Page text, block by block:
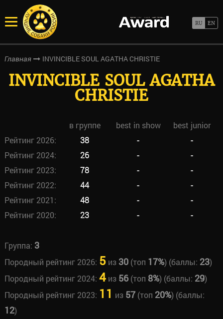
Главная INVINCIBLE SOUL AGATHA CHRISTIE
INVINCIBLE SOUL AGATHA
CHRISTIE
в группе best in show
best junior
Рейтинг 2026:
38 -
-
Рейтинг 2024:
26 -
-
Рейтинг 2023:
78 -
-
Рейтинг 2022:
44 -
-
Рейтинг 2021:
48 -
-
Рейтинг 2020:
23 - -
Группа: 3
Породный рейтинг 2026: 5из 30(топ 17%) (баллы: 23)
Породный рейтинг 2024: 4из 56(топ 8%) (баллы: 29)
Породный рейтинг 2023: 11 из 57(топ 20%) (баллы:
12)